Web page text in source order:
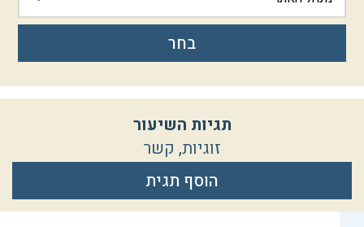
בחר
תגיות השיעור
זוגיות, קשר
הוסף תגית